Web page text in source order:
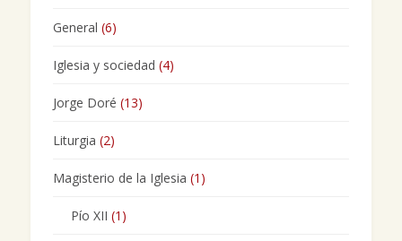
General (6)
Iglesia y sociedad (4)
Jorge Doré (13)
Liturgia (2)
Magisterio de la Iglesia (1)
Pío XII (1)